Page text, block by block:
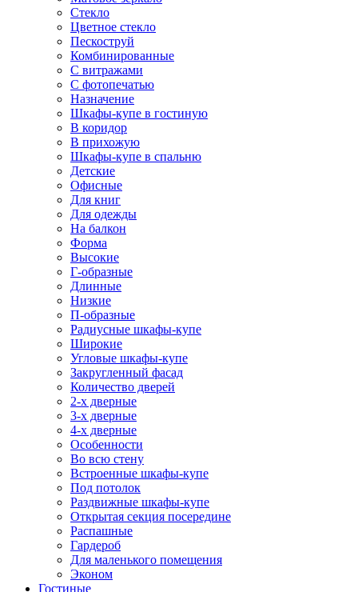
Стекло
Цветное стекло
Пескоструй
Комбинированные
С витражами
С фотопечатью
Назначение
Шкафы-купе в гостиную
В коридор
В прихожую
Шкафы-купе в спальню
Детские
Офисные
Для книг
Для одежды
На балкон
Форма
Высокие
Г-образные
Длинные
Низкие
П-образные
Радиусные шкафы-купе
Широкие
Угловые шкафы-купе
Закругленный фасад
Количество дверей
2-х дверные
3-х дверные
4-х дверные
Особенности
Во всю стену
Встроенные шкафы-купе
Под потолок
Раздвижные шкафы-купе
Открытая секция посередине
Распашные
Гардероб
Для маленького помещения
Эконом
Гостиные